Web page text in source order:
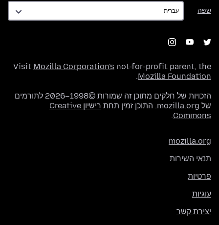
שפה
שפה
Visit Mozilla Corporation's not-for-profit parent, the
Mozilla Foundation
.
הזכויות של חלקים מתוכן זה שמורות ©1998–2026 לתורמים
של mozilla.org. התוכן זמין תחת
רישיון Creative
Commons
.
mozilla.org
תנאי השירות
פרטיות
עוגיות
יצירת קשר